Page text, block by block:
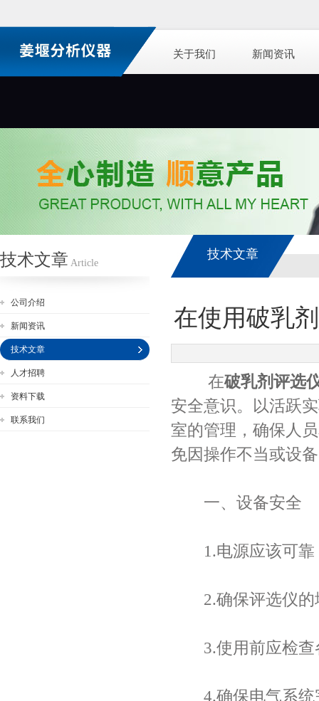
关于我们 新闻资讯
技术文章 Article
公司介绍
新闻资讯
技术文章
人才招聘
资料下载
联系我们
技术文章
在使用破乳
在破乳剂评选
安全意识。以活跃
室的管理，确保人
免因操作不当或设
一、设备安全
1.电源应该可靠
2.确保评选仪的
3.使用前应检查
4.确保电气系统